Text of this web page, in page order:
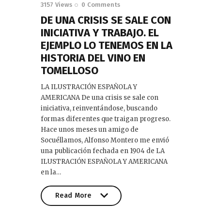
3157 Views 0 Comments
DE UNA CRISIS SE SALE CON
INICIATIVA Y TRABAJO. EL
EJEMPLO LO TENEMOS EN LA
HISTORIA DEL VINO EN
TOMELLOSO
LA ILUSTRACIÓN ESPAÑOLA Y
AMERICANA De una crisis se sale con
iniciativa, reinventándose, buscando
formas diferentes que traigan progreso.
Hace unos meses un amigo de
Socuéllamos, Alfonso Montero me envió
una publicación fechada en 1904 de LA
ILUSTRACIÓN ESPAÑOLA Y AMERICANA
en la…
Read More